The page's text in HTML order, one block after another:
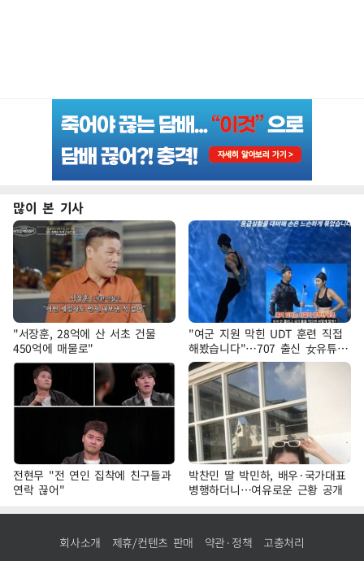
많이 본 기사
"서장훈, 28억에 산 서초 건물
450억에 매물로"
"여군 지원 막힌 UDT 훈련 직접
해봤습니다"…707 출신 女유튜버
'완벽 소화'
전현무 "전 연인 집착에 친구들과
연락 끊어"
박찬민 딸 박민하, 배우·국가대표
병행하더니…여유로운 근황 공개
회사소개 제휴/컨텐츠 판매 약관·정책 고충처리